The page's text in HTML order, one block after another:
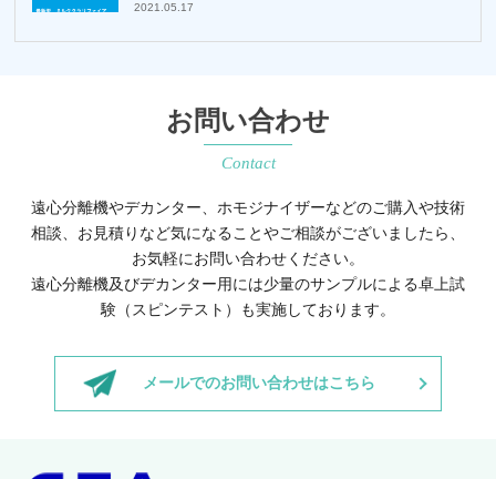
2021.05.17
お問い合わせ
Contact
遠心分離機やデカンター、ホモジナイザーなどのご購入や技術
相談、お見積りなど気になることやご相談がございましたら、
お気軽にお問い合わせください。
遠心分離機及びデカンター用には少量のサンプルによる卓上試
験（スピンテスト）も実施しております。
メールでのお問い合わせはこちら